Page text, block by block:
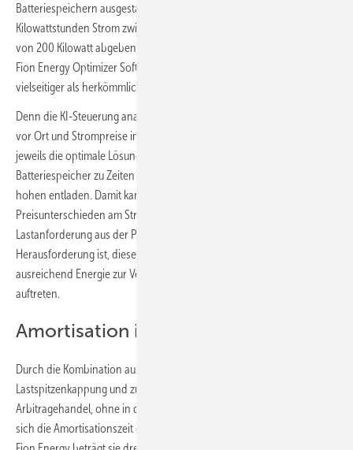
Batteriespeichern ausgestattet. Jedes System kann 200
Kilowattstunden Strom zwischenlagern und diese mit einer Leistung
von 200 Kilowatt abgeben. Gesteuert werden die Speicher von der
Fion Energy Optimizer Software. Diese nutze Batteriespeicher deutlich
vielseitiger als herkömmliche Lösungen.
Denn die KI-Steuerung analysiert sämtliche Faktoren wie Verbrauch
vor Ort und Strompreise im Netz. Auf Basis dieser Daten setzt sie
jeweils die optimale Lösung in Echtzeit um. So wird der
Batteriespeicher zu Zeiten niedriger Strompreise geladen und bei
hohen entladen. Damit kann das Unternehmen von
Preisunterschieden am Strommarkt profitieren. Auch bei hoher
Lastanforderung aus der Produktion liefert der Speicher Energie. Die
Herausforderung ist, dieses gesamte System abzustimmen, damit
ausreichend Energie zur Verfügung steht, wenn die Lastspitzen
auftreten.
Amortisation in wenigen Jahren
Durch die Kombination aus Einsparungen durch die
Lastspitzenkappung und zusätzlichen Erlösen durch den
Arbitragehandel, ohne in den laufenden Betrieb einzugreifen, verkürzt
sich die Amortisationszeit des Batteriespeichers. Nach Angaben von